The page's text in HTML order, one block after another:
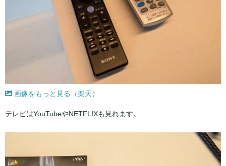
画像をもっと見る（楽天）
テレビはYouTubeやNETFLIXも見れます。